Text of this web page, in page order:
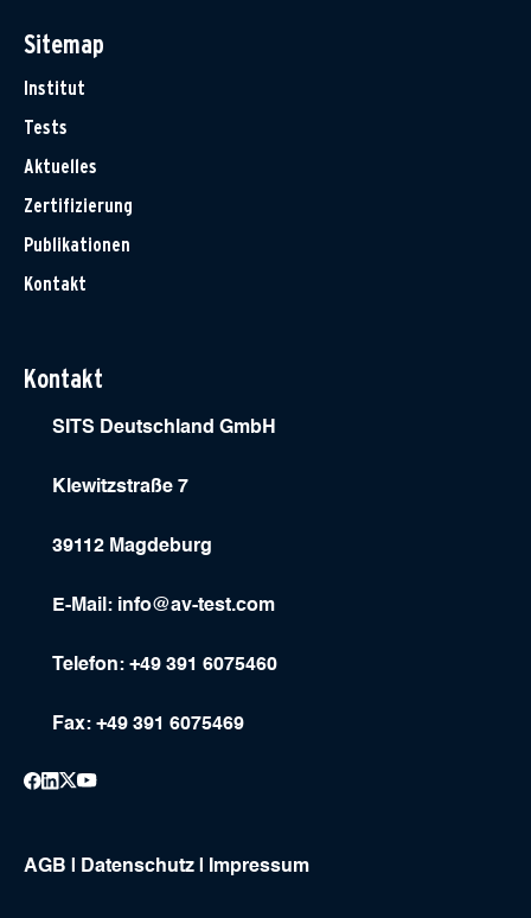
Sitemap
Institut
Tests
Aktuelles
Zertifizierung
Publikationen
Kontakt
Kontakt
SITS Deutschland GmbH
Klewitzstraße 7
39112 Magdeburg
E-Mail: info@av-test.com
Telefon: +49 391 6075460
Fax: +49 391 6075469
AGB Datenschutz Impressum